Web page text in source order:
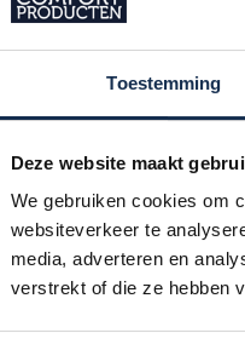
Toestemming
Deze website maakt
We gebruiken cookies om
websiteverkeer te
media, adverteren en
verstrekt of die ze hebben
mix van
een zachte, warme en
de muts machinewasbaar op
de accu te behouden,
op en ontlaad deze